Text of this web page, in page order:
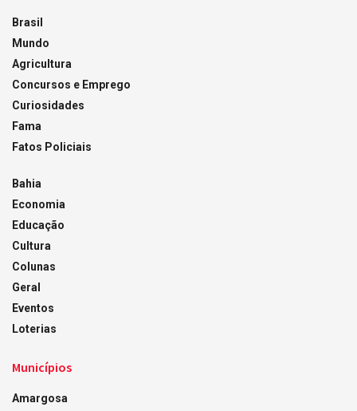
Brasil
Mundo
Agricultura
Concursos e Emprego
Curiosidades
Fama
Fatos Policiais
Bahia
Economia
Educação
Cultura
Colunas
Geral
Eventos
Loterias
Municípios
Amargosa